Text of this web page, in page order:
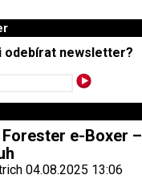
odebírat newsletter?
Forester e-Boxer –
04.08.2025 13:06